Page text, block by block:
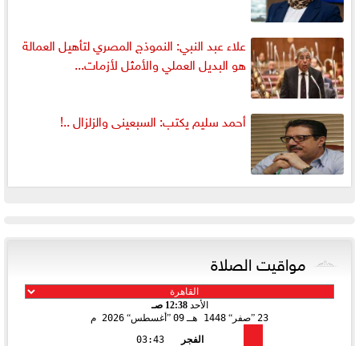
علاء عبد النبي: النموذج المصري لتأهيل العمالة
هو البديل العملي والأمثل لأزمات...
أحمد سليم يكتب: السبعينى والزلزال ..!
مواقيت الصلاة
الأحد12:38 صـ
23 صفر 1448 هـ 09 أغسطس 2026 م
الفجر
03:43